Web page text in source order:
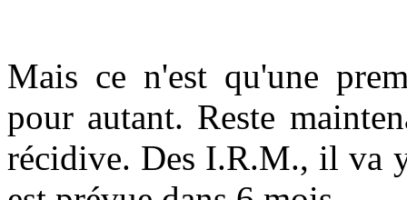
Mais ce n'est qu'une
pour autant. Reste
récidive. Des I.R.M., il va